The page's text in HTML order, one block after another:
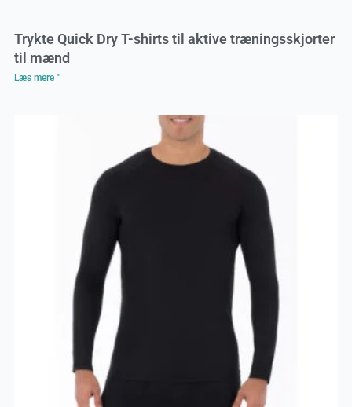
Trykte Quick Dry T-shirts til aktive træningsskjorter
til mænd
Læs mere "